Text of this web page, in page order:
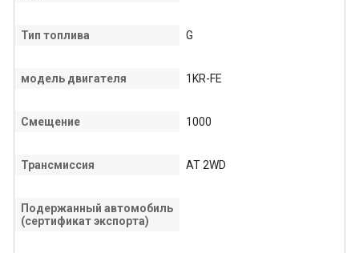
Тип топлива G
модель двигателя 1KR-FE
Смещение 1000
Трансмиссия AT 2WD
Подержанный автомобиль
(сертификат экспорта)